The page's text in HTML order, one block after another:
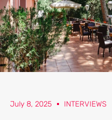
July 8, 2025 INTERVIEWS